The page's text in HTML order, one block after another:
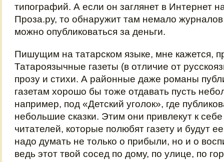
типографий. А если он заглянет в Интернет
Проза.ру, то обнаружит там немало
можно опубликоваться за деньги.
Пишущим на татарском языке, мне кажется,
Татароязычные газеты (в отличие от
прозу и стихи. А районные даже романы
газетам хорошо бы тоже отдавать пусть
например, под «Детский уголок», где
небольшие сказки. Этим они привлекут к
читателей, которые полюбят газету и будут
надо думать не только о прибыли, но и о
ведь этот твой сосед по дому, по улице, по